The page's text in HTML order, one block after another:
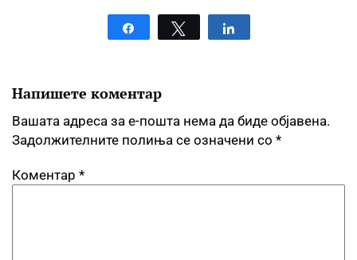
Tweet
Напишете коментар
Вашата адреса за е-пошта нема да биде објавена.
Задолжителните полиња се означени со *
Коментар *